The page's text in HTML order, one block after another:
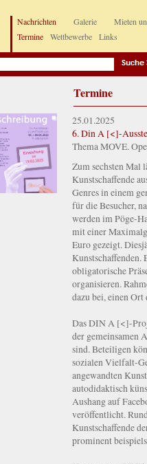
Nachrichten
Termine
Wettbewerbe Links
Galerie Mieten
Termine
25.01.2025
6. Din A [<]-
Thema MOVE.
Zum sechsten
Kunstschaffende
Genres in einem
für die Besucher,
werden im Pöge-
mit einer
Euro gezeigt.
Kunstschaffenden.
obligatorische
organisieren.
dazu bei, einen
Das DIN A [<]-
der gemeinsamen
sind. Beteiligen
sozialen Vielfalt-
angewandten
autodidaktisch
Aushang auf
veröffentlicht.
Kunstschaffende
prominent